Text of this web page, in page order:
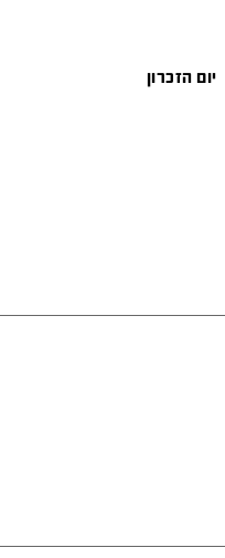
יום הזכרון